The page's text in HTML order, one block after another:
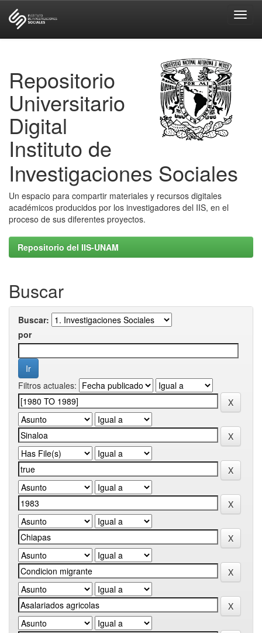
Repositorio
Universitario
Digital
Instituto de
Investigaciones Sociales
Un espacio para compartir materiales y recursos digitales
académicos producidos por los investigadores del IIS, en el
proceso de sus diferentes proyectos.
Repositorio del IIS-UNAM
Buscar
Buscar:
por
Filtros actuales: